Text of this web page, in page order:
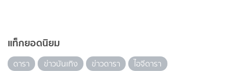
แท็กยอดนิยม
ดารา ข่าวบันเทิง ข่าวดารา
ไอจีดารา